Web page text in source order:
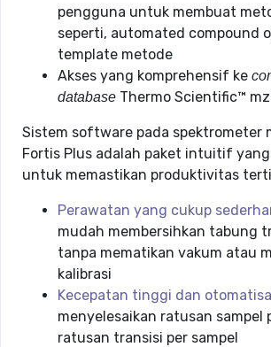
pengguna untuk membuat
seperti, automated compound
template metode
Akses yang komprehensif ke
database Thermo Scientific™
Sistem software pada spektrometer
Fortis Plus adalah paket intuitif
untuk memastikan produktivitas
Perawatan yang cukup
mudah membersihkan tabung
tanpa mematikan vakum atau
kalibrasi
Kecepatan tinggi dan
menyelesaikan ratusan sampel
ratusan transisi per sampel